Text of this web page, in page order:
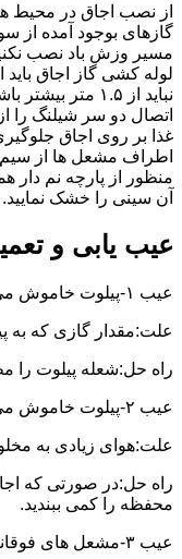
از نصب اجاق در محیط
گازهای بوجود آمده از
مسیر وزش باد نصب
لوله کشی گاز اجاق
نباید از ۱.۵
اتصال دو سر شیلنگ را
غذا بر روی اجاق
اطراف مشعل ها از سیم
منظور از پارچه نم دار
آن سینی را خشک نمایید.
عیب یابی و
عیب ۱-پیلوت خاموش می شود.
علت:مقدار گازی که
راه حل:شعله پیلوت را
عیب ۲-پیلوت خاموش می شود.
علت:هوای زیادی به
راه حل:در صورتی که
محفظه را کمی ببندید.
عیب ۳-مشعل های فوقانی اجاق گاز روشن نمی شود.